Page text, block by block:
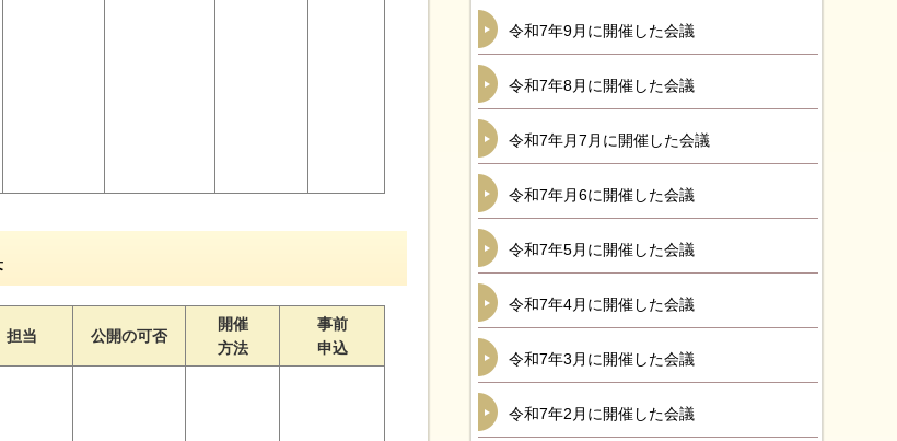
担当 公開の可否
開催
方法
事前
申込
令和7年9月に開催した会議
令和7年8月に開催した会議
令和7年月7月に開催した会議
令和7年月6に開催した会議
令和7年5月に開催した会議
令和7年4月に開催した会議
令和7年3月に開催した会議
令和7年2月に開催した会議